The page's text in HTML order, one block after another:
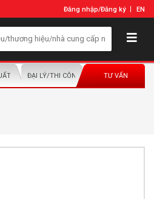
Đăng nhập/Đăng ký EN
NHÀ PHÂN PHỐI
ĐẠI LÝ/THI CÔNG LẮP ĐẶTTƯ VẤN